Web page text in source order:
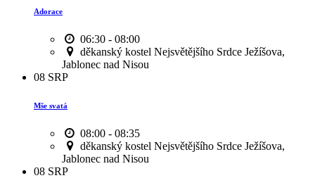
Adorace
06:30 - 08:00
děkanský kostel Nejsvětějšího Srdce Ježíšova,
Jablonec nad Nisou
08 SRP
Mše svatá
08:00 - 08:35
děkanský kostel Nejsvětějšího Srdce Ježíšova,
Jablonec nad Nisou
08 SRP